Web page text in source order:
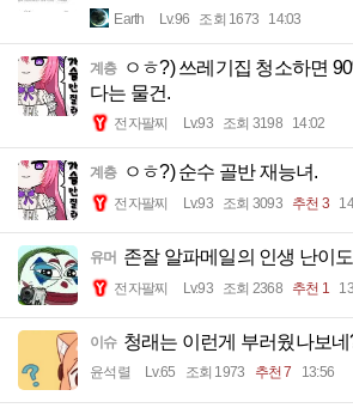
Earth Lv.96 조회 1673 14:03
계층
ㅇㅎ?) 쓰레기집 청소하면
다는 물건.
전자팔찌 Lv.93 조회 3198 14:02
계층 ㅇㅎ?) 순수 골반 재능녀.
전자팔찌 Lv.93 조회 3093 추천 3
유머 존잘 알파메일의 인생 난이
전자팔찌 Lv.93 조회 2368 추천 1
이슈 청래는 이런게 부러웠나보네
윤석렬 Lv.65 조회 1973 추천 7 13:56